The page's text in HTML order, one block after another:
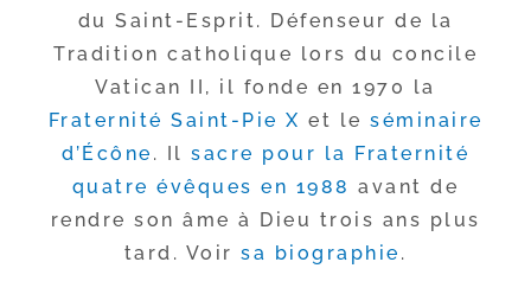
du Saint-​Esprit. Défenseur de la
Tradition catho­lique lors du concile
Vatican II, il fonde en 1970 la
Fraternité Saint-​Pie X et le sémi­naire
d’Écône . Il sacre pour la Fraternité
quatre évêques en 1988 avant de
rendre son âme à Dieu trois ans plus
tard. Voirsa bio­gra­phie .